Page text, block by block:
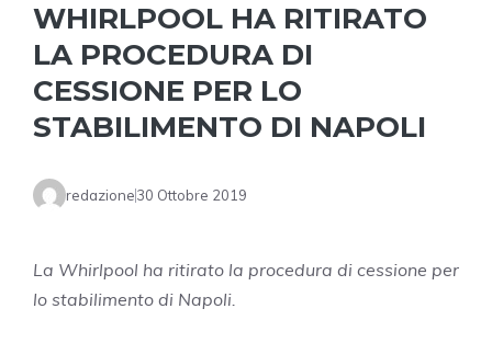
WHIRLPOOL HA RITIRATO
LA PROCEDURA DI
CESSIONE PER LO
STABILIMENTO DI NAPOLI
redazione30 Ottobre 2019
La Whirlpool ha ritirato la procedura di cessione per
lo stabilimento di Napoli.